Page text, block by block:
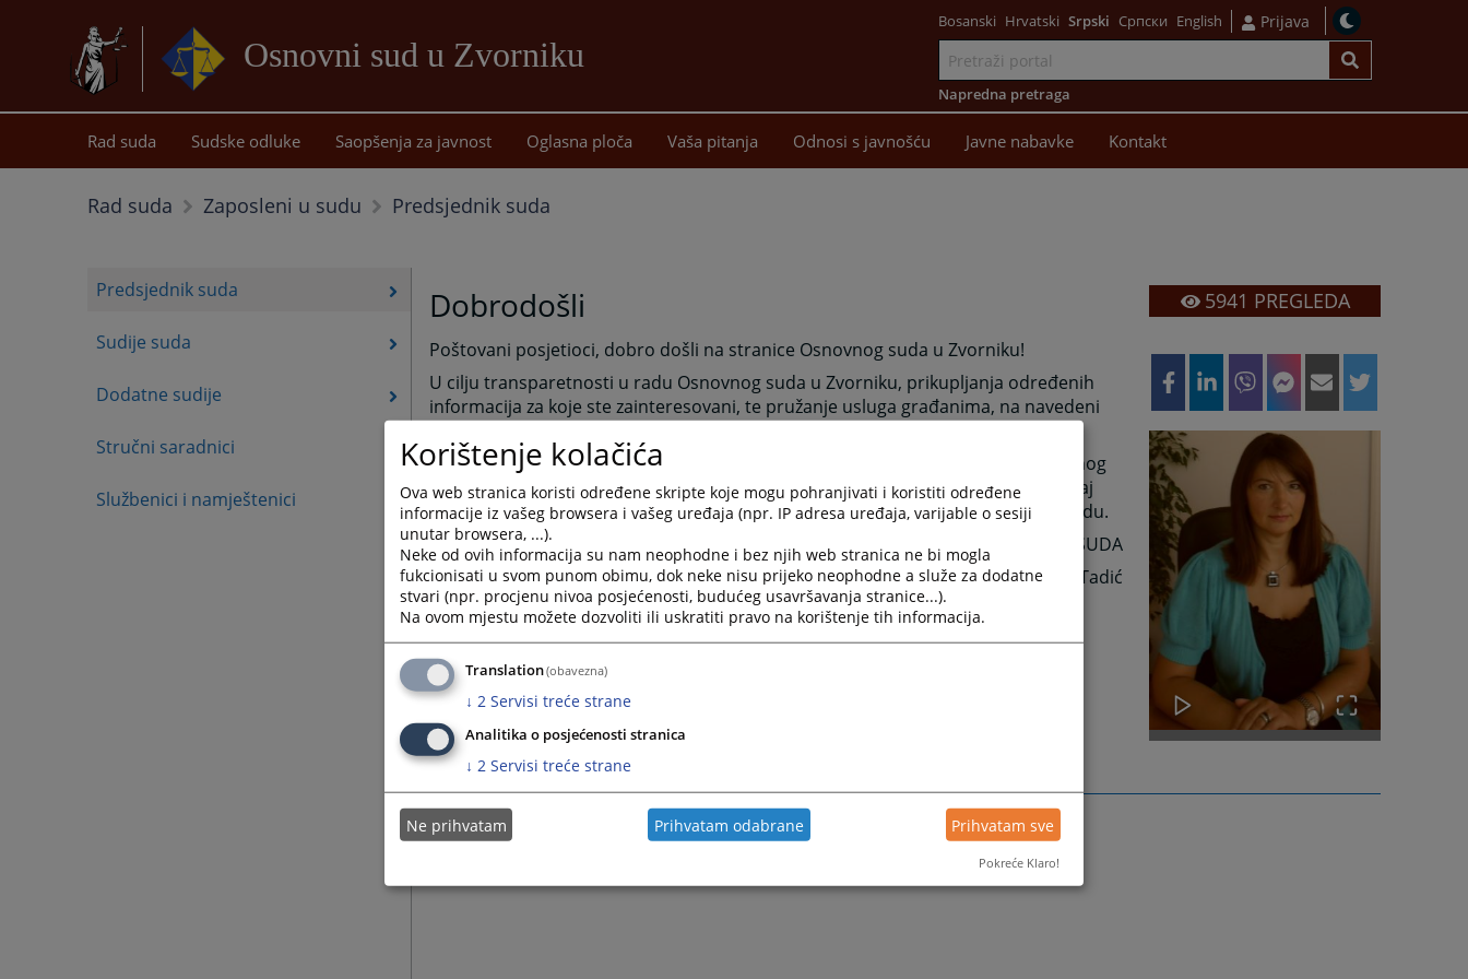
Osnovni sud u Zvorniku
sadržaj
Bosanski Hrvatski Srpski Српски English Prijava
Napredna pretraga
Rad suda Sudske odluke Saopšenja za javnost Oglasna ploča Vaša pitanja Odnosi s javnošću Javne nabavke Kontakt
Rad suda Zaposleni u sudu Predsjednik suda
Predsjednik suda
Sudije suda
Dodatne sudije
Stručni saradnici
Službenici i namještenici
Dobrodošli
Poštovani posjetioci, dobro došli na stranice Osnovnog suda u Zvorniku!
U cilju transparetnosti u radu Osnovnog suda u Zvorniku, prikupljanja određenih
informacija za koje ste zainteresovani, te pružanje usluga građanima, na navedeni
Ukoliko imate primedbi, sugestija i pohvala za postupanje iz nadležnosti Osnovnog
suda u Zvorniku ovim putem možete nam dostavljati Vaša mišljenja kojim će ovaj
sud posvetiti neophodnu pažnju, a sve u cilju poboljšanja i bolje efikasnosti u radu.
PREDSJEDNIK SUDA
Slavica Tadić
5941 PREGLEDA
Korištenje kolačića
Ova web stranica koristi određene skripte koje mogu pohranjivati i koristiti određene
informacije iz vašeg browsera i vašeg uređaja (npr. IP adresa uređaja, varijable o sesiji
unutar browsera, ...).
Neke od ovih informacija su nam neophodne i bez njih web stranica ne bi mogla
fukcionisati u svom punom obimu, dok neke nisu prijeko neophodne a služe za dodatne
stvari (npr. procjenu nivoa posjećenosti, budućeg usavršavanja stranice...).
Na ovom mjestu možete dozvoliti ili uskratiti pravo na korištenje tih informacija.
Translation(obavezna)
↓ 2 Servisi treće strane
Analitika o posjećenosti stranica
↓ 2 Servisi treće strane
Ne prihvatam Prihvatam odabrane Prihvatam sve
Pokreće Klaro!